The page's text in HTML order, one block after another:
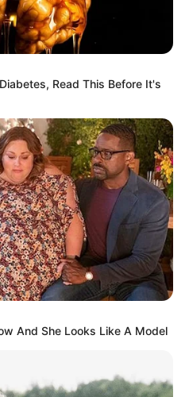
Read This Before It's
And She Looks Like A Model